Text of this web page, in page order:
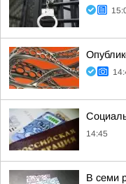
14:45
В семи